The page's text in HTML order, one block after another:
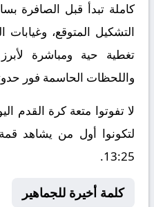
كاملة تبدأ قبل الصافرة
التشكيل المتوقع، وغيابات
تغطية حية ومباشرة
واللحظات الحاسمة فور
لا تفوتوا متعة كرة القدم
لتكونوا أول من يشاهد
13:25.
كلمة أخيرة للجماهير